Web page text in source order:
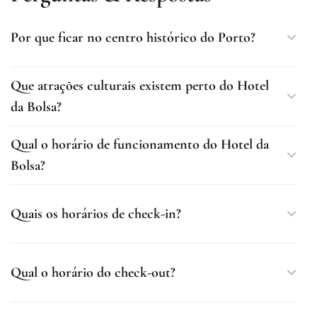
Por que ficar no centro histórico do Porto?
Que atrações culturais existem perto do Hotel
da Bolsa?
Qual o horário de funcionamento do Hotel da
Bolsa?
Quais os horários de check-in?
Qual o horário do check-out?